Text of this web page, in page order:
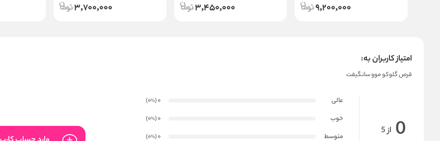
9,200,000
3,450,000
3,700,000
امتیاز کاربران به:
قرص گلوکو موو سانگیفت
0 از 5
عالی 0
(0
%
)
خوب
0
(0
%
)
متوسط
0
(0
%
)